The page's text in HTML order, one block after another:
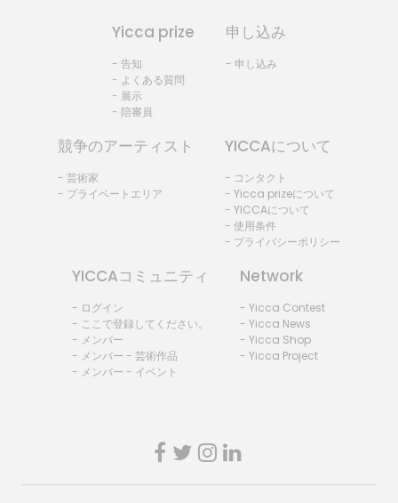
Yicca prize
- 告知
- よくある質問
- 展示
- 陪審員
申し込み
- 申し込み
競争のアーティスト
- 芸術家
- プライベートエリア
YICCAについて
- コンタクト
- Yicca prizeについて
- YICCAについて
- 使用条件
- プライバシーポリシー
YICCAコミュニティ
- ログイン
- ここで登録してください。
- メンバー
- メンバー - 芸術作品
- メンバー - イベント
Network
- Yicca Contest
- Yicca News
- Yicca Shop
- Yicca Project